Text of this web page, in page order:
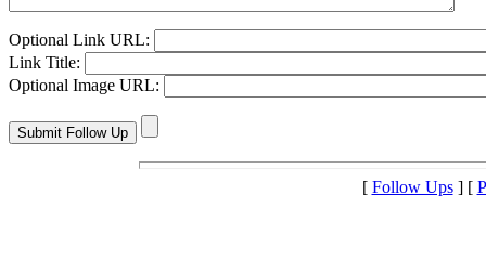
Optional Link URL:
Link Title:
Optional Image URL:
[ Follow Ups] [